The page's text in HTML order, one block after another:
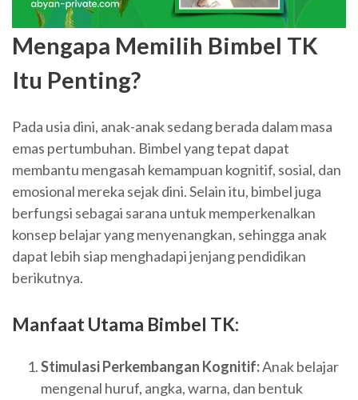
Mengapa Memilih Bimbel TK
Itu Penting?
Pada usia dini, anak-anak sedang berada dalam masa
emas pertumbuhan. Bimbel yang tepat dapat
membantu mengasah kemampuan kognitif, sosial, dan
emosional mereka sejak dini. Selain itu, bimbel juga
berfungsi sebagai sarana untuk memperkenalkan
konsep belajar yang menyenangkan, sehingga anak
dapat lebih siap menghadapi jenjang pendidikan
berikutnya.
Manfaat Utama Bimbel TK:
Stimulasi Perkembangan Kognitif:Anak belajar
mengenal huruf, angka, warna, dan bentuk